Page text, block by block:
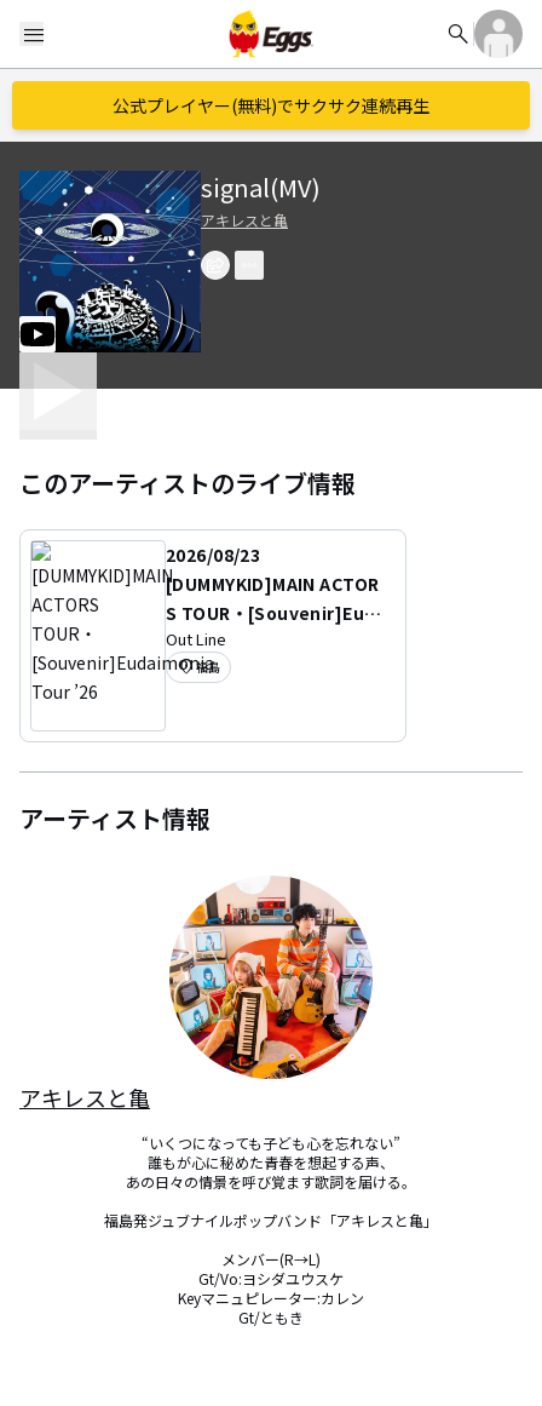
menu search
公式プレイヤー(無料)でサクサク連続再生
signal(MV)
アキレスと亀
このアーティストのライブ情報
2026/08/23
[DUMMYKID]MAIN ACTOR
S TOUR・[Souvenir]Euda
imonia Tour ’26
Out Line
location_on福島
アーティスト情報
アキレスと亀
“いくつになっても子ども心を忘れない”
誰もが心に秘めた青春を想起する声、
あの日々の情景を呼び覚ます歌詞を届ける。
福島発ジュブナイルポップバンド「アキレスと亀」
メンバー(R→L)
Gt/Vo:ヨシダユウスケ
Keyマニュピレーター:カレン
Gt/ともき